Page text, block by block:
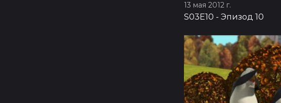
13 мая 2012 г.
S03E10 - Эпизод 10